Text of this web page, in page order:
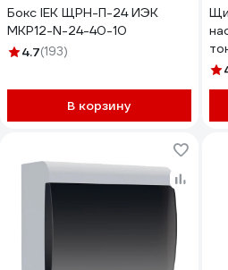
Бокс IEK ЩРН-П-24 ИЭК
MKP12-N-24-40-10
4.7(193)
В корзину